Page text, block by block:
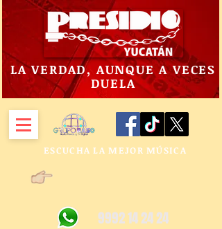
LA VERDAD, AUNQUE A VECES
DUELA
ESCUCHA LA MEJOR MÚSICA
9992 14 24 24